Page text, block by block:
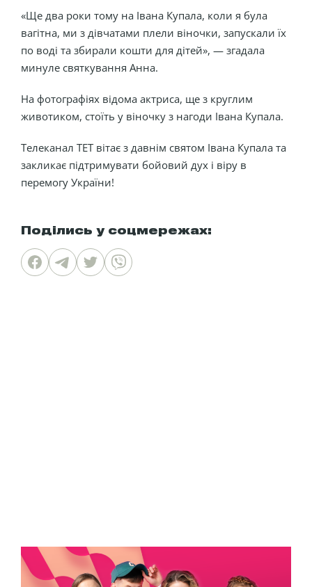
«Ще два роки тому на Івана Купала, коли я була
вагітна, ми з дівчатами плели віночки, запускали їх
по воді та збирали кошти для дітей», — згадала
минуле святкування Анна.
На фотографіях відома актриса, ще з круглим
животиком, стоїть у віночку з нагоди Івана Купала.
Телеканал ТЕТ вітає з давнім святом Івана Купала та
закликає підтримувати бойовий дух і віру в
перемогу України!
Поділись у соцмережах: